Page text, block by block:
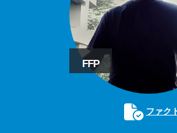
FFP
ファク